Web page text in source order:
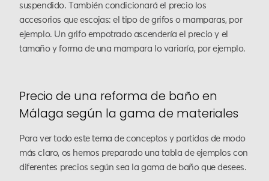
suspendido. También condicionará el precio los
accesorios que escojas: el tipo de grifos o mamparas, por
ejemplo. Un grifo empotrado ascendería el precio y el
tamaño y forma de una mampara lo variaría, por ejemplo.
Precio de una reforma de baño en
Málaga según la gama de materiales
Para ver todo este tema de conceptos y partidas de modo
más claro, os hemos preparado una tabla de ejemplos con
diferentes precios según sea la gama de baño que desees.